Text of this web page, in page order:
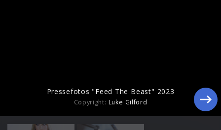
"Slut Pop"-EP Vinyl (2024)
Pressefotos "Feed The Beast" 2023
Copyright: Luke Gilford